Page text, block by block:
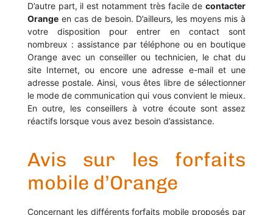
D’autre part, il est notamment très facile decontacter
Orangeen cas de besoin. D’ailleurs, les moyens mis à
votre disposition pour entrer en contact sont
nombreux : assistance par téléphone ou en boutique
Orange avec un conseiller ou technicien, le chat du
site Internet, ou encore une adresse e-mail et une
adresse postale. Ainsi, vous êtes libre de sélectionner
le mode de communication qui vous convient le mieux.
En outre, les conseillers à votre écoute sont assez
réactifs lorsque vous avez besoin d’assistance.
Avis sur les forfaits
mobile d’Orange
Concernant les différents forfaits mobile proposés par